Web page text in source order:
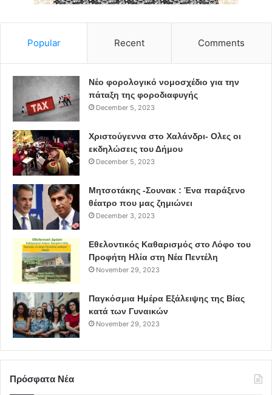
Popular Recent Comments
Νέο φορολογικό νομοσχέδιο για την
πάταξη της φοροδιαφυγής
December 5, 2023
Χριστούγεννα στο Χαλάνδρι- Ολες οι
εκδηλώσεις του Δήμου
December 5, 2023
Μητσοτάκης -Σουνακ : Ένα παράξενο
θέατρο που μας ζημιώνει
December 3, 2023
Εθελοντικός Καθαρισμός στο Λόφο του
Προφήτη Ηλία στη Νέα Πεντέλη
November 29, 2023
Παγκόσμια Ημέρα Εξάλειψης της Βίας
κατά των Γυναικών
November 29, 2023
Πρόσφατα Νέα